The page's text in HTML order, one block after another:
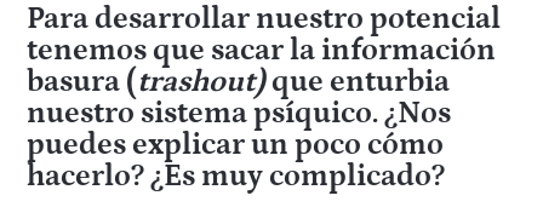
Para desarrollar nuestro potencial
tenemos que sacar la información
basura (trashout)que enturbia
nuestro sistema psíquico. ¿Nos
puedes explicar un poco cómo
hacerlo? ¿Es muy complicado?